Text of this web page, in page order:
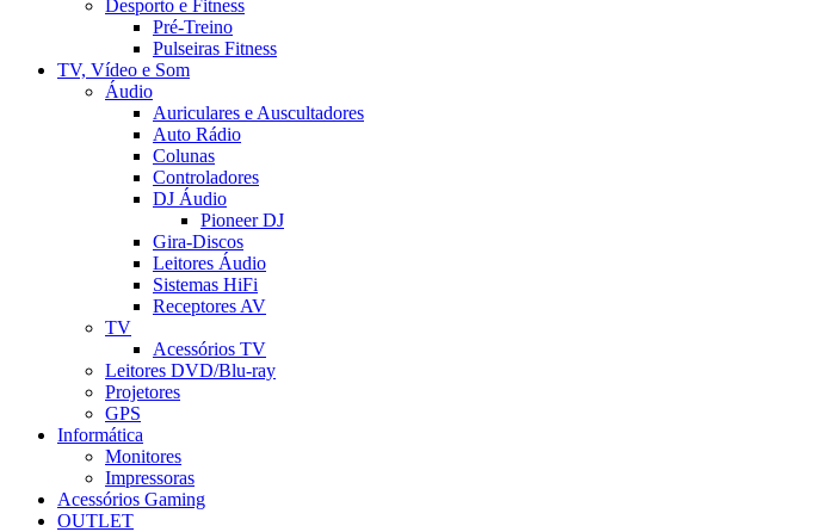
Desporto e Fitness
Pré-Treino
Pulseiras Fitness
TV, Vídeo e Som
Áudio
Auriculares e Auscultadores
Auto Rádio
Colunas
Controladores
DJ Áudio
Pioneer DJ
Gira-Discos
Leitores Áudio
Sistemas HiFi
Receptores AV
TV
Acessórios TV
Leitores DVD/Blu-ray
Projetores
GPS
Informática
Monitores
Impressoras
Acessórios Gaming
OUTLET